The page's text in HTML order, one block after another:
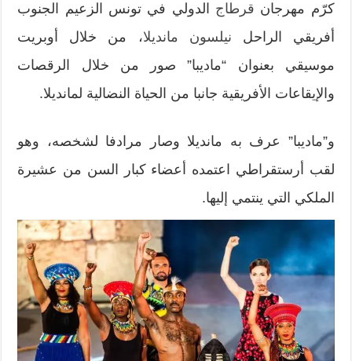
كرّم مهرجان قرطاج
الدولي في تونس الزعيم الجنوب
أفريقي الراحل نيلسون مانديلا، من خلال أوبريت
موسيقي بعنوان “ماديبا” صور من خلال الرقصات
والإيقاعات الأفريقية جانبا من الحياة النضالية لمانديلا.
و”ماديبا” عرف به مانديلا وصار مرادفا لشخصه، وهو
لقب أرستقراطي اعتمده أعضاء كبار السن من عشيرة
الملكي التي ينتمي إليها.